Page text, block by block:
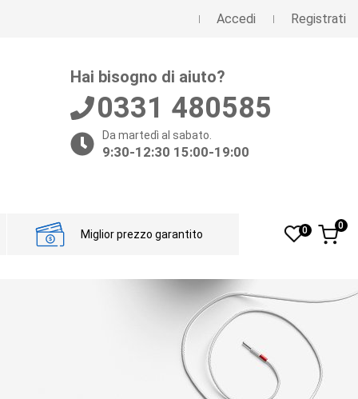
Accedi Registrati
Hai bisogno di aiuto?
0331 480585
Da martedì al sabato.
9:30-12:30 15:00-19:00
Miglior prezzo garantito 0 0